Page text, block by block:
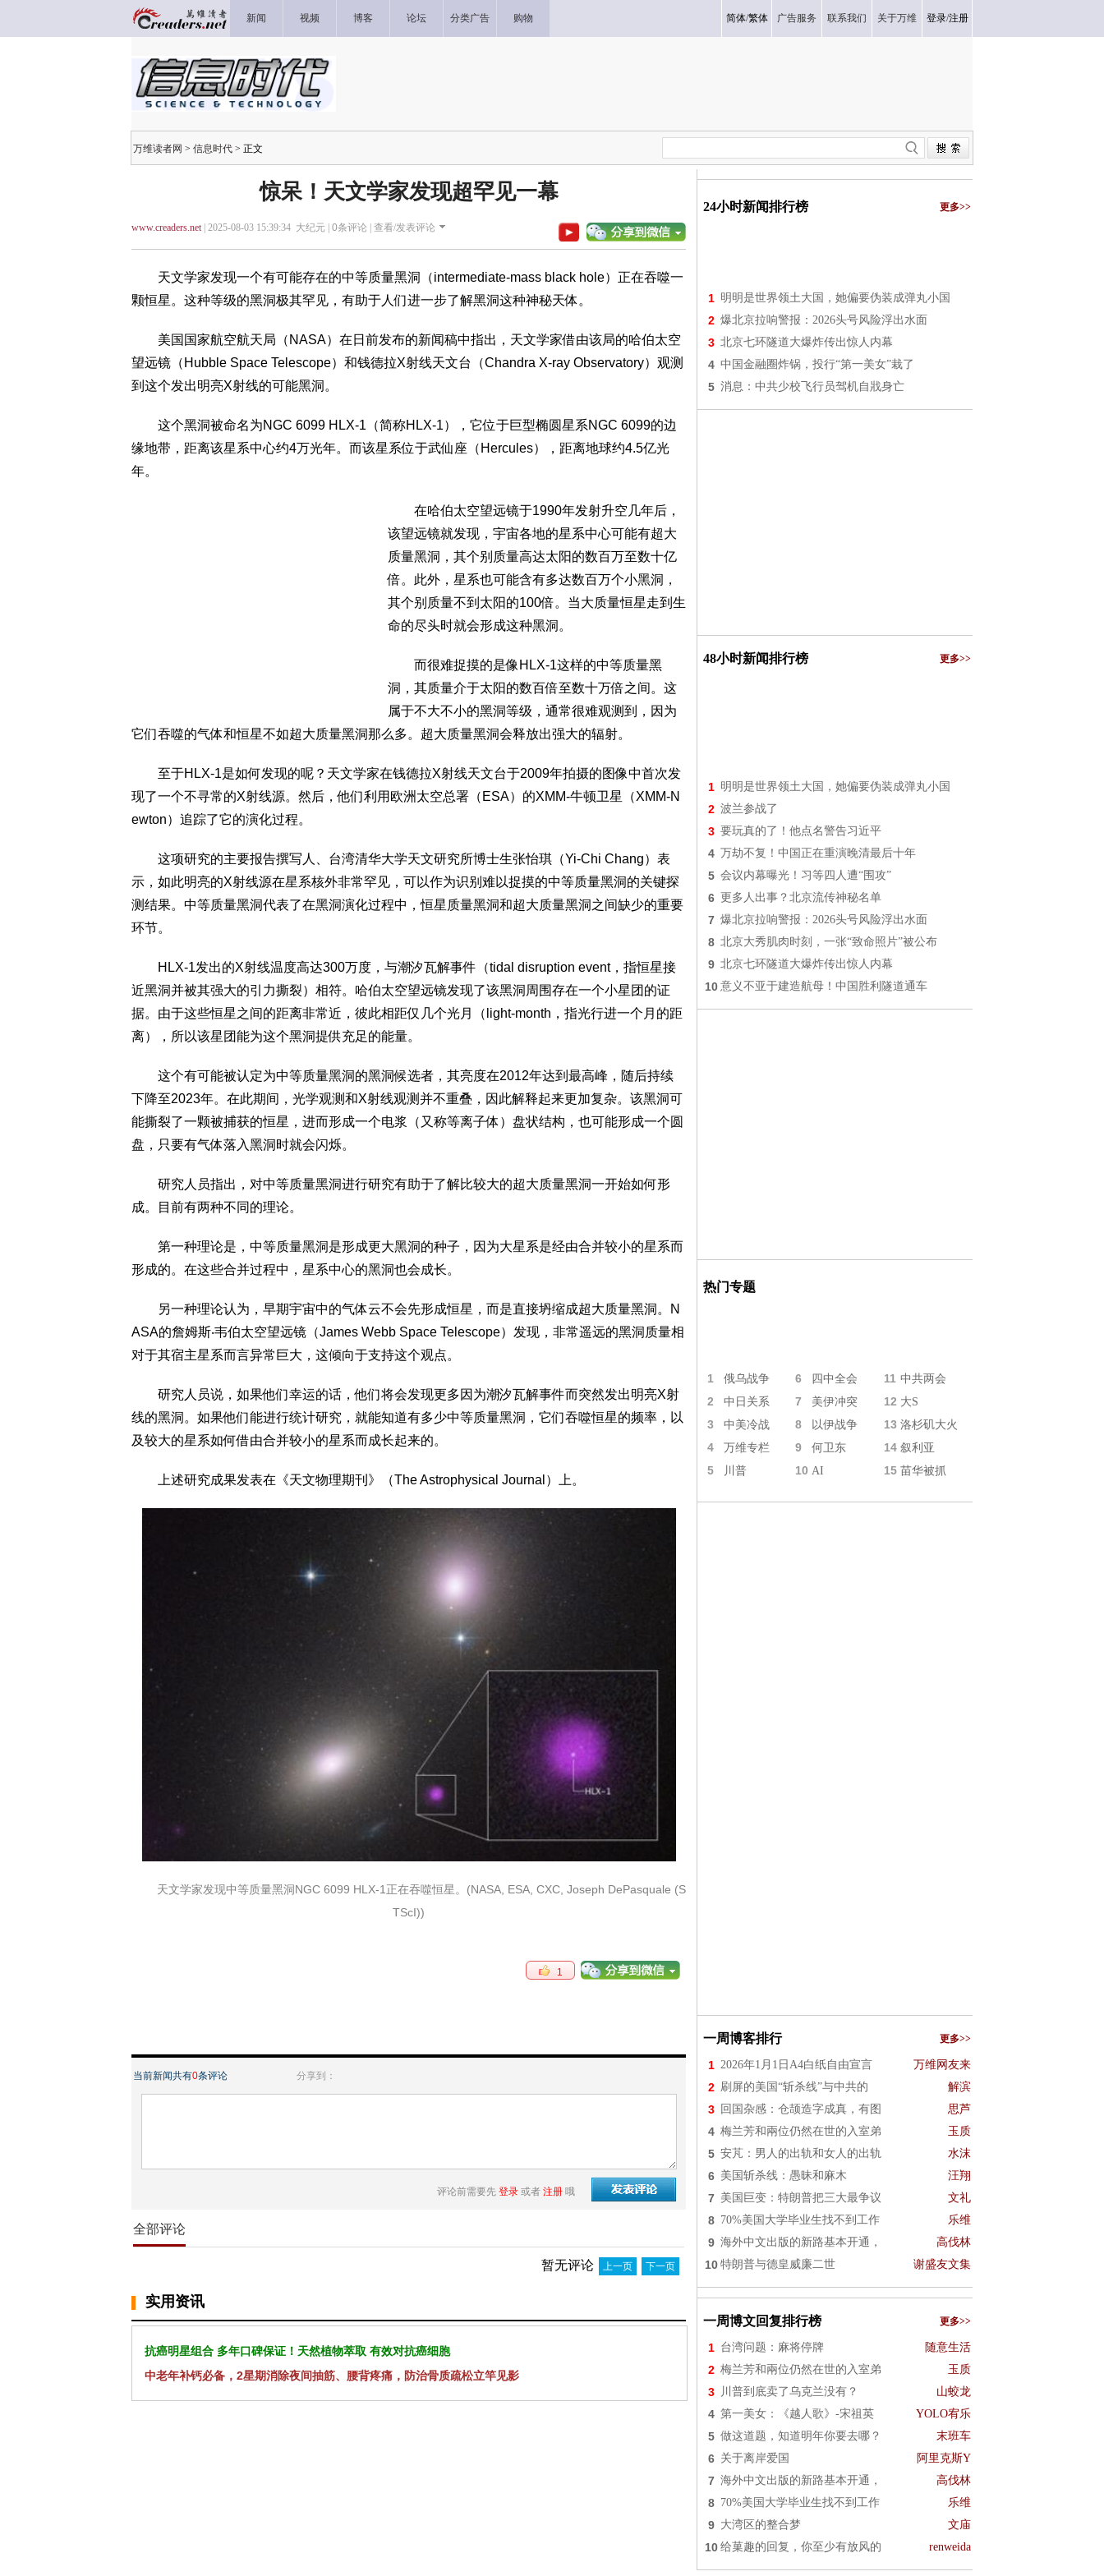
新闻 视频 博客 论坛 分类广告 购物 简体/繁体 广告服务 联系我们 关于万维 登录/注册
万维读者网 > 信息时代 > 正文
惊呆！天文学家发现超罕见一幕
www.creaders.net| 2025-08-03 15:39:34 大纪元 | 0条评论 | 查看/发表评论
天文学家发现一个有可能存在的中等质量黑洞（intermediate-mass black hole）正在吞噬一
颗恒星。这种等级的黑洞极其罕见，有助于人们进一步了解黑洞这种神秘天体。
美国国家航空航天局（NASA）在日前发布的新闻稿中指出，天文学家借由该局的哈伯太空
望远镜（Hubble Space Telescope）和钱德拉X射线天文台（Chandra X-ray Observatory）观测
到这个发出明亮X射线的可能黑洞。
这个黑洞被命名为NGC 6099 HLX-1（简称HLX-1），它位于巨型椭圆星系NGC 6099的边
缘地带，距离该星系中心约4万光年。而该星系位于武仙座（Hercules），距离地球约4.5亿光
年。
在哈伯太空望远镜于1990年发射升空几年后，
该望远镜就发现，宇宙各地的星系中心可能有超大
质量黑洞，其个别质量高达太阳的数百万至数十亿
倍。此外，星系也可能含有多达数百万个小黑洞，
其个别质量不到太阳的100倍。当大质量恒星走到生
命的尽头时就会形成这种黑洞。
而很难捉摸的是像HLX-1这样的中等质量黑
洞，其质量介于太阳的数百倍至数十万倍之间。这
属于不大不小的黑洞等级，通常很难观测到，因为
它们吞噬的气体和恒星不如超大质量黑洞那么多。超大质量黑洞会释放出强大的辐射。
至于HLX-1是如何发现的呢？天文学家在钱德拉X射线天文台于2009年拍摄的图像中首次发
现了一个不寻常的X射线源。然后，他们利用欧洲太空总署（ESA）的XMM-牛顿卫星（XMM-N
ewton）追踪了它的演化过程。
这项研究的主要报告撰写人、台湾清华大学天文研究所博士生张怡琪（Yi-Chi Chang）表
示，如此明亮的X射线源在星系核外非常罕见，可以作为识别难以捉摸的中等质量黑洞的关键探
测结果。中等质量黑洞代表了在黑洞演化过程中，恒星质量黑洞和超大质量黑洞之间缺少的重要
环节。
HLX-1发出的X射线温度高达300万度，与潮汐瓦解事件（tidal disruption event，指恒星接
近黑洞并被其强大的引力撕裂）相符。哈伯太空望远镜发现了该黑洞周围存在一个小星团的证
据。由于这些恒星之间的距离非常近，彼此相距仅几个光月（light-month，指光行进一个月的距
离），所以该星团能为这个黑洞提供充足的能量。
这个有可能被认定为中等质量黑洞的黑洞候选者，其亮度在2012年达到最高峰，随后持续
下降至2023年。在此期间，光学观测和X射线观测并不重叠，因此解释起来更加复杂。该黑洞可
能撕裂了一颗被捕获的恒星，进而形成一个电浆（又称等离子体）盘状结构，也可能形成一个圆
盘，只要有气体落入黑洞时就会闪烁。
研究人员指出，对中等质量黑洞进行研究有助于了解比较大的超大质量黑洞一开始如何形
成。目前有两种不同的理论。
第一种理论是，中等质量黑洞是形成更大黑洞的种子，因为大星系是经由合并较小的星系而
形成的。在这些合并过程中，星系中心的黑洞也会成长。
另一种理论认为，早期宇宙中的气体云不会先形成恒星，而是直接坍缩成超大质量黑洞。N
ASA的詹姆斯‧韦伯太空望远镜（James Webb Space Telescope）发现，非常遥远的黑洞质量相
对于其宿主星系而言异常巨大，这倾向于支持这个观点。
研究人员说，如果他们幸运的话，他们将会发现更多因为潮汐瓦解事件而突然发出明亮X射
线的黑洞。如果他们能进行统计研究，就能知道有多少中等质量黑洞，它们吞噬恒星的频率，以
及较大的星系如何借由合并较小的星系而成长起来的。
上述研究成果发表在《天文物理期刊》（The Astrophysical Journal）上。
天文学家发现中等质量黑洞NGC 6099 HLX-1正在吞噬恒星。(NASA, ESA, CXC, Joseph DePasquale (S
TScI))
1
当前新闻共有0条评论 分享到：
评论前需要先 登录 或者 注册 哦
全部评论
暂无评论 上一页 下一页
实用资讯
抗癌明星组合 多年口碑保证！天然植物萃取 有效对抗癌细胞
中老年补钙必备，2星期消除夜间抽筋、腰背疼痛，防治骨质疏松立竿见影
24小时新闻排行榜 更多>>
1 明明是世界领土大国，她偏要伪装成弹丸小国
2 爆北京拉响警报：2026头号风险浮出水面
3 北京七环隧道大爆炸传出惊人内幕
4 中国金融圈炸锅，投行“第一美女”栽了
5 消息：中共少校飞行员驾机自戕身亡
48小时新闻排行榜 更多>>
1 明明是世界领土大国，她偏要伪装成弹丸小国
2 波兰参战了
3 要玩真的了！他点名警告习近平
4 万劫不复！中国正在重演晚清最后十年
5 会议内幕曝光！习等四人遭“围攻”
6 更多人出事？北京流传神秘名单
7 爆北京拉响警报：2026头号风险浮出水面
8 北京大秀肌肉时刻，一张“致命照片”被公布
9 北京七环隧道大爆炸传出惊人内幕
10 意义不亚于建造航母！中国胜利隧道通车
热门专题
1 俄乌战争 6 四中全会 11 中共两会
2 中日关系 7 美伊冲突 12 大S
3 中美冷战 8 以伊战争 13 洛杉矶大火
4 万维专栏 9 何卫东 14 叙利亚
5 川普 10 AI 15 苗华被抓
一周博客排行 更多>>
1 2026年1月1日A4白纸自由宣言 万维网友来
2 刷屏的美国“斩杀线”与中共的 解滨
3 回国杂感：仓颉造字成真，有图 思芦
4 梅兰芳和兩位仍然在世的入室弟 玉质
5 安芃：男人的出轨和女人的出轨 水沫
6 美国斩杀线：愚昧和麻木 汪翔
7 美国巨变：特朗普把三大最争议 文礼
8 70%美国大学毕业生找不到工作 乐维
9 海外中文出版的新路基本开通， 高伐林
10 特朗普与德皇威廉二世 谢盛友文集
一周博文回复排行榜 更多>>
1 台湾问题：麻将停牌 随意生活
2 梅兰芳和兩位仍然在世的入室弟 玉质
3 川普到底卖了乌克兰没有？ 山蛟龙
4 第一美女：《越人歌》-宋祖英 YOLO宥乐
5 做这道题，知道明年你要去哪？ 末班车
6 关于离岸爱国 阿里克斯Y
7 海外中文出版的新路基本开通， 高伐林
8 70%美国大学毕业生找不到工作 乐维
9 大湾区的整合梦 文庙
10 给菓趣的回复，你至少有放风的 renweida